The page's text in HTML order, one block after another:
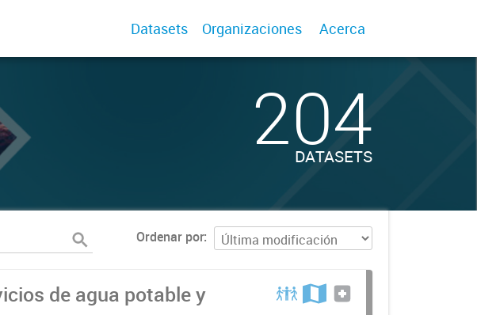
Datasets Organizaciones Acerca
204
DATASETS
Ordenar por
de agua potable y